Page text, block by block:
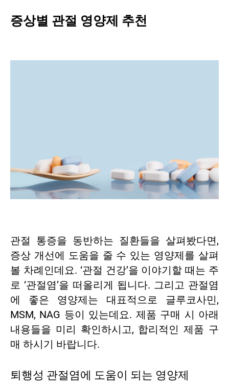
증상별 관절 영양제 추천
관절 통증을 동반하는 질환들을 살펴봤다면,
증상 개선에 도움을 줄 수 있는 영양제를 살펴
볼 차례인데요. ‘관절 건강’을 이야기할 때는 주
로 ‘관절염’을 떠올리게 됩니다. 그리고 관절염
에 좋은 영양제는 대표적으로 글루코사민,
MSM, NAG 등이 있는데요. 제품 구매 시 아래
내용들을 미리 확인하시고, 합리적인 제품 구
매 하시기 바랍니다.
퇴행성 관절염에 도움이 되는 영양제